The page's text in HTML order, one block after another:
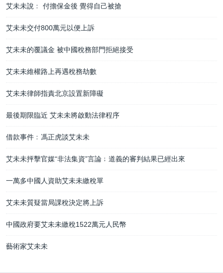
艾未未說﹕ 付擔保金後 覺得自己被搶
艾未未交付800萬元以便上訴
艾未未的覆議金 被中國稅務部門拒絕接受
艾未未維權路上再遇稅務劫數
艾未未律師指責北京設置新障礙
最後期限臨近 艾未未將啟動法律程序
借款事件﹕馮正虎談艾未未
艾未未抨擊官媒“非法集資”言論﹔道義的審判結果已經出來
一萬多中國人資助艾未未繳稅單
艾未未質疑當局課稅決定將上訴
中國政府要艾未未繳稅1522萬元人民幣
藝術家艾未未